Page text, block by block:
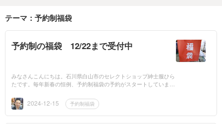
テーマ：予約制福袋
予約制の福袋 12/22まで受付中
みなさんこんにちは。石川県白山市のセレクトショップ紳士服ひら
たです。毎年新春の恒例、予約制福袋の予約がスタートしていま
のお好みや...2024-12-15 予約制福袋